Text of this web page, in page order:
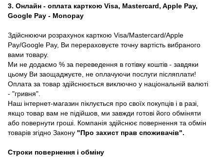
3. Онлайн - оплата карткою Visa, Mastercard, Apple Pay,
Google Pay - Monopay
Здійснюючи розрахунок карткою Visa/Mastercard/Apple
Pay/Google Pay, Ви перераховуєте точну вартість вибраного
вами товару.
Ми не додаємо % за переведення в готівку коштів - завдяки
цьому Ви заощаджуєте, не оплачуючи послуги післяплати!
Оплата за товар здійснюється виключно у національній валюті
- "гривня".
Наш інтернет-магазин піклується про своїх покупців і в разі,
якщо товар вам не підійшов, ми завжди готові його обміняти
або повернути гроші. Компанія здійснює повернення та обмін
товарів згідно Закону "Про захист прав споживачів".
Строки повернення і обміну